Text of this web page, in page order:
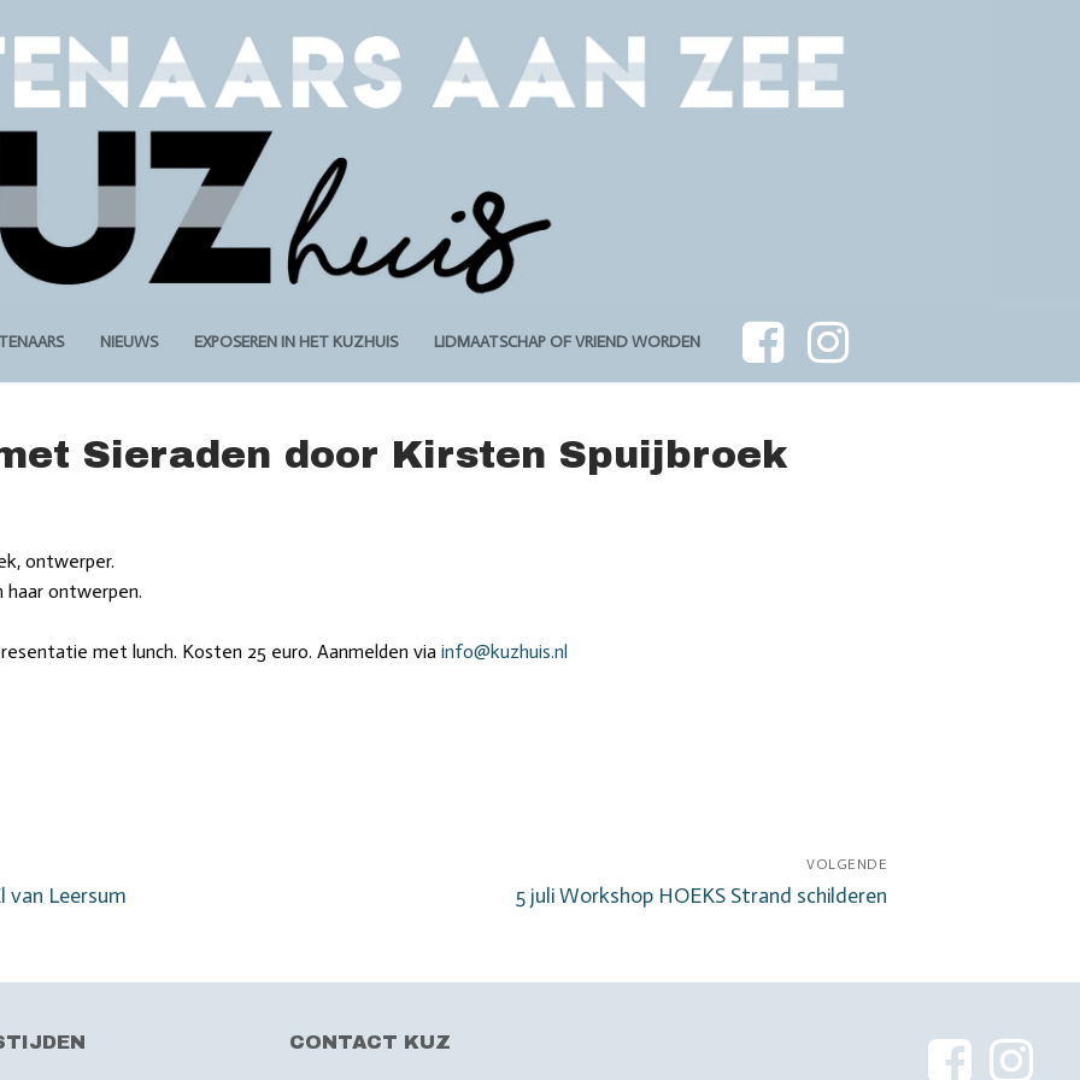
NIEUWS EXPOSEREN IN HET KUZHUIS LIDMAATSCHAP OF VRIEND WORDEN
Sieraden door Kirsten Spuijbroek
ontwerper.
haar ontwerpen.
met lunch. Kosten 25 euro. Aanmelden via info@kuzhuis.nl
van Leersum
VOLGENDE
Volgend
5 juli Workshop HOEKS Strand schilderen
CONTACT KUZ